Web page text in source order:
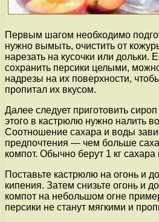
Первым шагом необходимо
нужно вымыть, очистить от
нарезать на кусочки или дольки.
сохранить персики целыми,
надрезы на их поверхности,
пропитал их вкусом.
Далее следует приготовить
этого в кастрюлю нужно налить
Соотношение сахара и воды
предпочтения — чем больше
компот. Обычно берут 1 кг
Поставьте кастрюлю на огонь и
кипения. Затем снизьте огонь и
компот на небольшом огне
персики не станут мягкими и